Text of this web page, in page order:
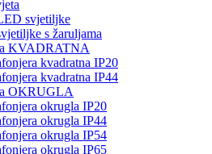
svjetiljke
s žaruljama
KVADRATNA
kvadratna IP20
kvadratna IP44
OKRUGLA
okrugla IP20
okrugla IP44
okrugla IP54
okrugla IP65